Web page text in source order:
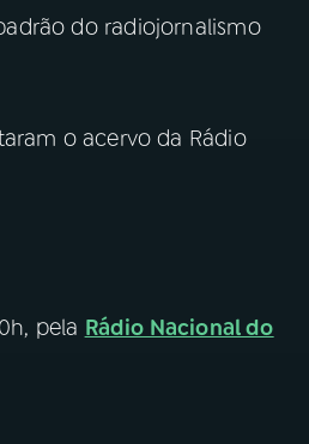
do radiojornalismo
o acervo da Rádio
pela Rádio Nacional do